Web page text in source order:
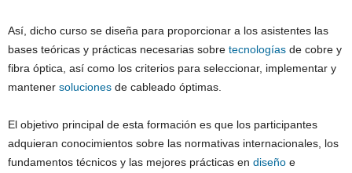
Así, dicho curso se diseña para proporcionar a los asistentes las
bases teóricas y prácticas necesarias sobre tecnologías de cobre y
fibra óptica, así como los criterios para seleccionar, implementar y
mantener soluciones de cableado óptimas.
El objetivo principal de esta formación es que los participantes
adquieran conocimientos sobre las normativas internacionales, los
fundamentos técnicos y las mejores prácticas en diseño e